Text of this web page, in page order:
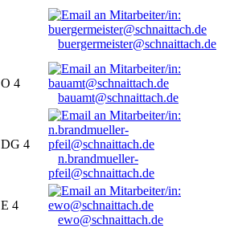
buergermeister@schnaittach.de
O 4
bauamt@schnaittach.de
DG 4
n.brandmueller-
pfeil@schnaittach.de
E 4
ewo@schnaittach.de